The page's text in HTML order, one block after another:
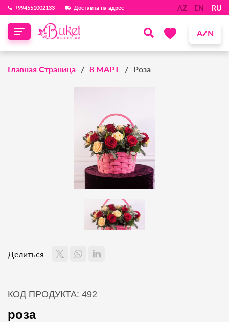
‪+994551002133‬ Доставка на адрес AZ EN RU
AZN
Главная Страница 8 МАРТ Роза
Делиться
КОД ПРОДУКТА: 492
роза